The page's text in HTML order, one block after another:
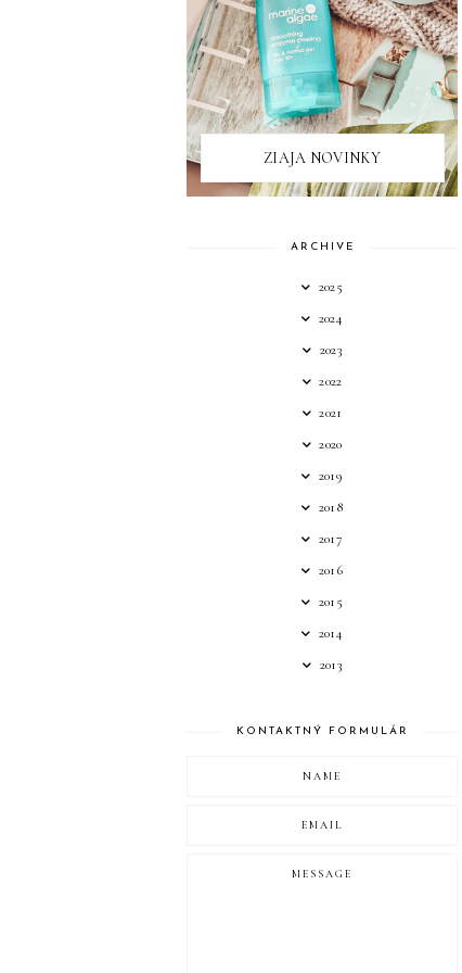
ZIAJA NOVINKY
ARCHIVE
2025
2024
2023
2022
2021
2020
2019
2018
2017
2016
2015
2014
2013
KONTAKTNÝ FORMULÁR